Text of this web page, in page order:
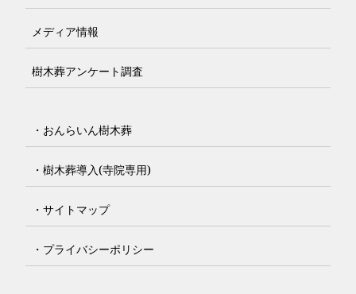
メディア情報
樹木葬アンケート調査
・おんらいん樹木葬
・樹木葬導入(寺院専用)
・サイトマップ
・プライバシーポリシー